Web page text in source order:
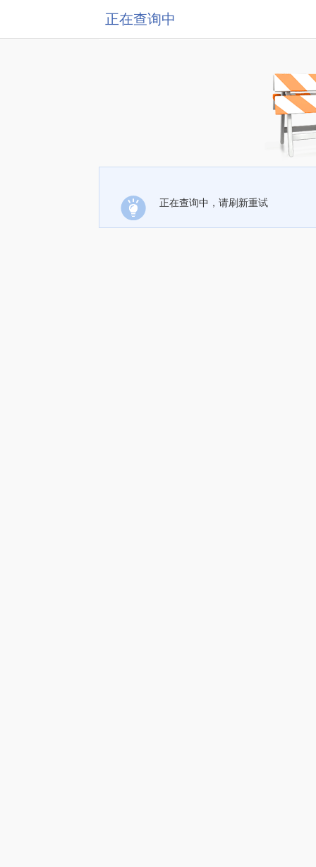
正在查询中
正在查询中，请刷新重试